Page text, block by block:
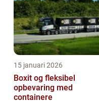
15 januari 2026
Boxit og fleksibel
opbevaring med
containere